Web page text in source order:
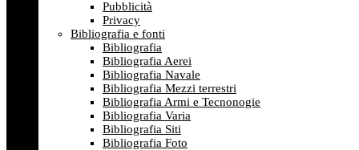
Pubblicità
Privacy
Bibliografia e fonti
Bibliografia
Bibliografia Aerei
Bibliografia Navale
Bibliografia Mezzi terrestri
Bibliografia Armi e Tecnonogie
Bibliografia Varia
Bibliografia Siti
Bibliografia Foto